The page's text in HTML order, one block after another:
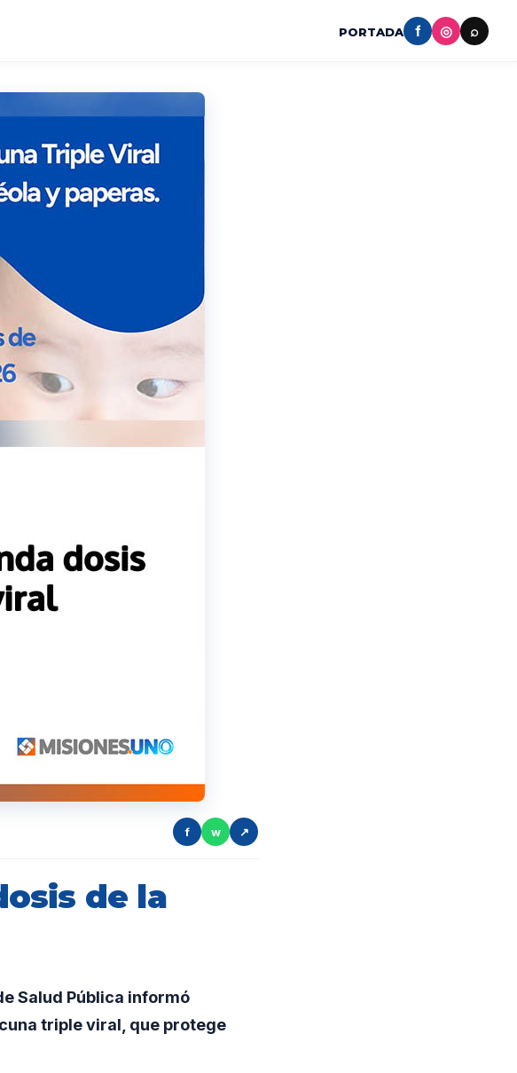
PORTADA f ◎ ⌕
f w ↗
de la
Salud Pública informó
triple viral, que protege